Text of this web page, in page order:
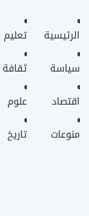
الرئيسية
سياسة
اقتصاد
منوعات
تعليم
ثقافة
علوم
تاريخ